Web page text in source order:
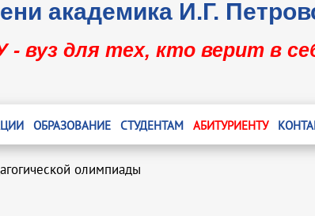
академика И.Г.
- вуз для тех, кто верит в
ОБРАЗОВАНИЕ СТУДЕНТАМ АБИТУРИЕНТУ
олимпиады